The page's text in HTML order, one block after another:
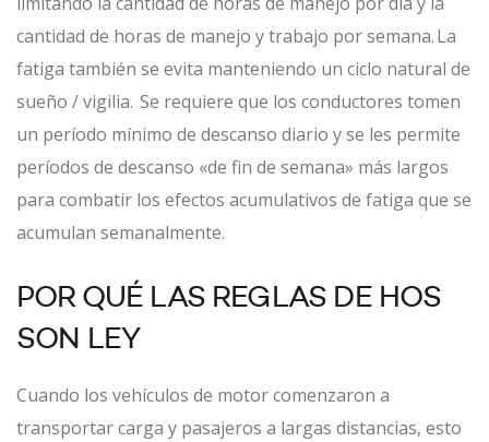
cantidad de horas de manejo y trabajo por semana. La
fatiga también se evita manteniendo un ciclo natural de
sueño / vigilia. Se requiere que los conductores tomen
un período mínimo de descanso diario y se les permite
períodos de descanso «de fin de semana» más largos
para combatir los efectos acumulativos de fatiga que se
acumulan semanalmente.
POR QUÉ LAS REGLAS DE HOS
SON LEY
Cuando los vehículos de motor comenzaron a
transportar carga y pasajeros a largas distancias, esto